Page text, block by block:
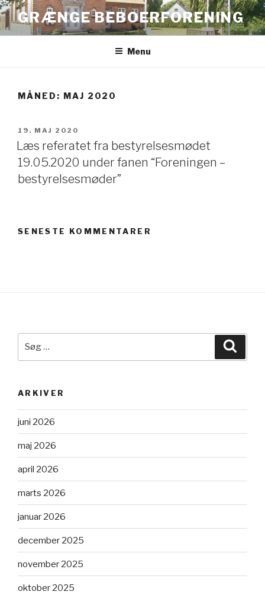
Videre
til
indhold
GRÆNGE BEBOERFORENING
Menu
MÅNED: MAJ 2020
UDGIVET
DEN
19. MAJ 2020
Læs referatet fra bestyrelsesmødet
19.05.2020 under fanen “Foreningen –
bestyrelsesmøder”
SENESTE KOMMENTARER
efter:
ARKIVER
juni 2026
maj 2026
april 2026
marts 2026
januar 2026
december 2025
november 2025
oktober 2025